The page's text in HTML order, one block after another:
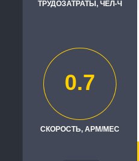
ТРУДОЗАТРАТЫ, ЧЕЛ-Ч
0.7
СКОРОСТЬ, АРМ/МЕС
ООО "Дэалексо"
Исполнитель
"Аксиома-Софт"